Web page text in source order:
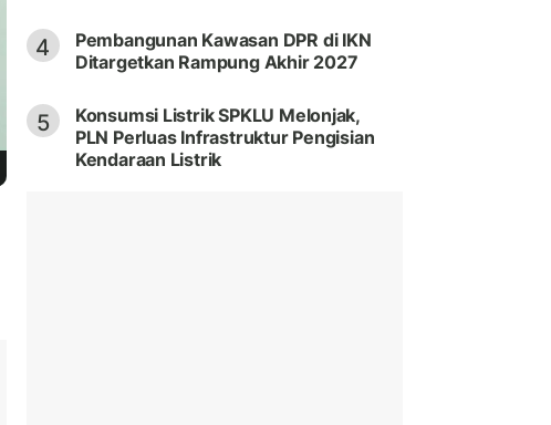
4
Pembangunan Kawasan DPR di IKN
Ditargetkan Rampung Akhir 2027
5
Konsumsi Listrik SPKLU Melonjak,
PLN Perluas Infrastruktur Pengisian
Kendaraan Listrik